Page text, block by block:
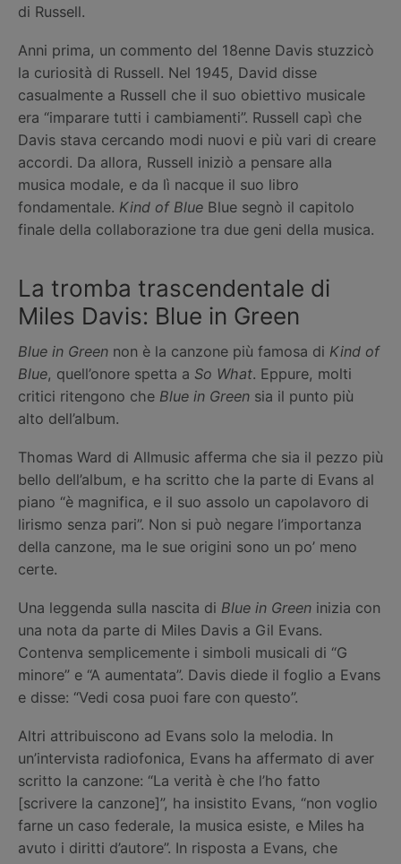
di Russell.
Anni prima, un commento del 18enne Davis stuzzicò
la curiosità di Russell. Nel 1945, David disse
casualmente a Russell che il suo obiettivo musicale
era “imparare tutti i cambiamenti”. Russell capì che
Davis stava cercando modi nuovi e più vari di creare
accordi. Da allora, Russell iniziò a pensare alla
musica modale, e da lì nacque il suo libro
fondamentale. Kind of Blue Blue segnò il capitolo
finale della collaborazione tra due geni della musica.
La tromba trascendentale di
Miles Davis: Blue in Green
Blue in Green non è la canzone più famosa di Kind of
Blue, quell’onore spetta a So What. Eppure, molti
critici ritengono che Blue in Green sia il punto più
alto dell’album.
Thomas Ward di Allmusic afferma che sia il pezzo più
bello dell’album, e ha scritto che la parte di Evans al
piano “è magnifica, e il suo assolo un capolavoro di
lirismo senza pari”. Non si può negare l’importanza
della canzone, ma le sue origini sono un po’ meno
certe.
Una leggenda sulla nascita di Blue in Green inizia con
una nota da parte di Miles Davis a Gil Evans.
Contenva semplicemente i simboli musicali di “G
minore” e “A aumentata”. Davis diede il foglio a Evans
e disse: “Vedi cosa puoi fare con questo”.
Altri attribuiscono ad Evans solo la melodia. In
un’intervista radiofonica, Evans ha affermato di aver
scritto la canzone: “La verità è che l’ho fatto
[scrivere la canzone]”, ha insistito Evans, “non voglio
farne un caso federale, la musica esiste, e Miles ha
avuto i diritti d’autore”. In risposta a Evans, che